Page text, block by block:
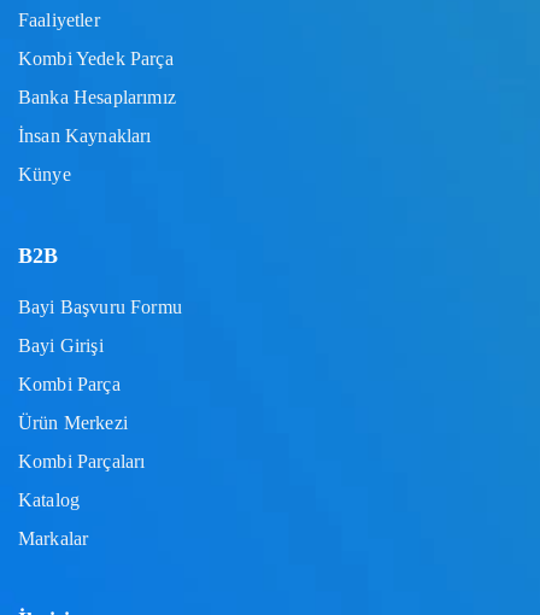
Faaliyetler
Kombi Yedek Parça
Banka Hesaplarımız
İnsan Kaynakları
Künye
B2B
Bayi Başvuru Formu
Bayi Girişi
Kombi Parça
Ürün Merkezi
Kombi Parçaları
Katalog
Markalar